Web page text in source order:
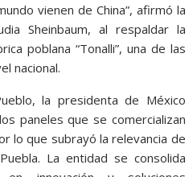
vienen de China”, afirmó la
Sheinbaum, al respaldar la
poblana “Tonalli”, una de las
nacional.
la presidenta de México
paneles que se comercializan
lo que subrayó la relevancia de
La entidad se consolida